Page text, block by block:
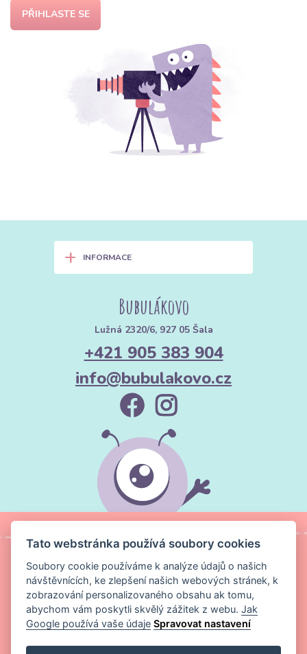
PŘIHLASTE SE
+ INFORMACE
Bubulákovo
Lužná 2320/6, 927 05 Šala
+421 905 383 904
info@bubulakovo.cz
2026 Všechna práva vyhrazena
Tato webstránka používá soubory cookies
Soubory cookie používáme k analýze údajů o našich
návštěvnících, ke zlepšení našich webových stránek, k
zobrazování personalizovaného obsahu ak tomu,
abychom vám poskytli skvělý zážitek z webu.Jak
Google používá vaše údaje Spravovat nastavení